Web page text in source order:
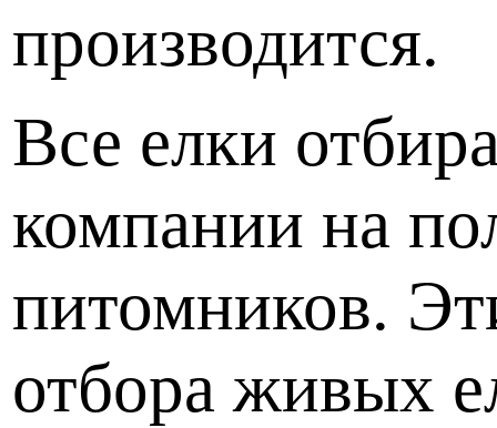
производится.
Все елки
компании на
питомников.
отбора живых